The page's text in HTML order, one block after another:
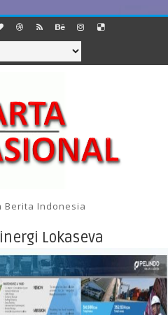
Berita Indonesia
Lokaseva